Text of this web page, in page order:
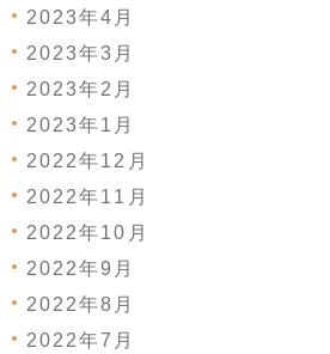
2023年4月
2023年3月
2023年2月
2023年1月
2022年12月
2022年11月
2022年10月
2022年9月
2022年8月
2022年7月